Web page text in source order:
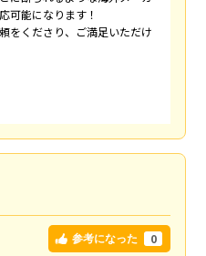
可能になります！
をくださり、ご満足いただけ
参考になった 0